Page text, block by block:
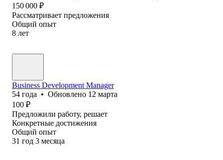
150 000 ₽
Рассматривает предложения
Общий опыт
8 лет
Business Development Manager
54 года • Обновлено 12 марта
100 ₽
Предложили работу, решает
Конкретные достижения
Общий опыт
31 год 3 месяца